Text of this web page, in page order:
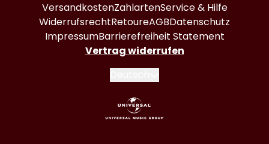
VersandkostenZahlartenService & Hilfe
WiderrufsrechtRetoureAGBDatenschutz
ImpressumBarrierefreiheit Statement
Vertrag widerrufen